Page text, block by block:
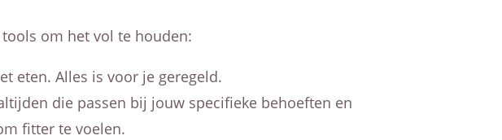
om het vol te houden:
eten. Alles is voor je geregeld.
die passen bij jouw specifieke behoeften en
fitter te voelen.